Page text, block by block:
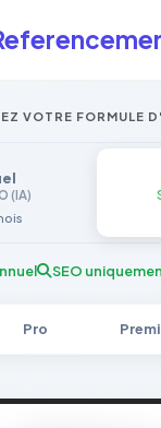
VOTRE FORMULE
(IA)
SEO
Pro